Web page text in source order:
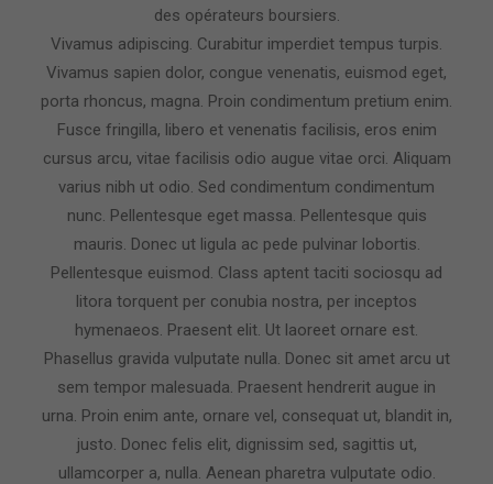
des opérateurs boursiers.
Vivamus adipiscing. Curabitur imperdiet tempus turpis.
Vivamus sapien dolor, congue venenatis, euismod eget,
porta rhoncus, magna. Proin condimentum pretium enim.
Fusce fringilla, libero et venenatis facilisis, eros enim
cursus arcu, vitae facilisis odio augue vitae orci. Aliquam
varius nibh ut odio. Sed condimentum condimentum
nunc. Pellentesque eget massa. Pellentesque quis
mauris. Donec ut ligula ac pede pulvinar lobortis.
Pellentesque euismod. Class aptent taciti sociosqu ad
litora torquent per conubia nostra, per inceptos
hymenaeos. Praesent elit. Ut laoreet ornare est.
Phasellus gravida vulputate nulla. Donec sit amet arcu ut
sem tempor malesuada. Praesent hendrerit augue in
urna. Proin enim ante, ornare vel, consequat ut, blandit in,
justo. Donec felis elit, dignissim sed, sagittis ut,
ullamcorper a, nulla. Aenean pharetra vulputate odio.